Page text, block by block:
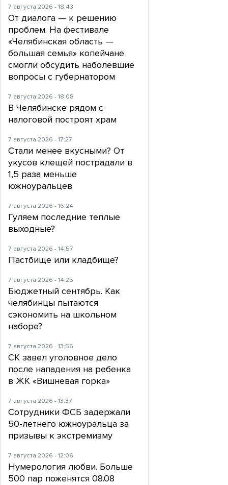
7 августа 2026 - 18:43
От диалога — к решению
проблем. На фестивале
«Челябинская область —
большая семья» копейчане
смогли обсудить наболевшие
вопросы с губернатором
7 августа 2026 - 18:08
В Челябинске рядом с
налоговой построят храм
7 августа 2026 - 17:27
Стали менее вкусными? От
укусов клещей пострадали в
1,5 раза меньше
южноуральцев
7 августа 2026 - 16:24
Гуляем последние теплые
выходные?
7 августа 2026 - 14:57
Пастбище или кладбище?
7 августа 2026 - 14:25
Бюджетный сентябрь. Как
челябинцы пытаются
сэкономить на школьном
наборе?
7 августа 2026 - 13:56
СК завел уголовное дело
после нападения на ребенка
в ЖК «Вишневая горка»
7 августа 2026 - 13:37
Сотрудники ФСБ задержали
50-летнего южноуральца за
призывы к экстремизму
7 августа 2026 - 12:06
Нумерология любви. Больше
500 пар поженятся 08.08